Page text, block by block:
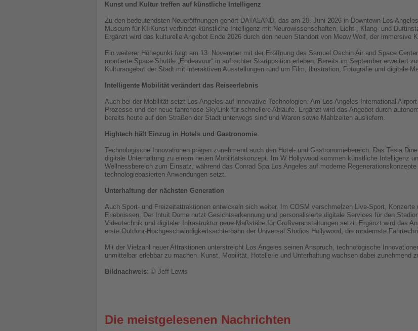
Kunst und Kultur treffen auf künstliche Intelligenz
Zu den bedeutendsten Neueröffnungen gehört DATALAND, das am 20. Juni 2026 in Downtown Los
Museum für KI-Kunst verbindet künstliche Intelligenz mit Neurowissenschaften, Licht-, Klang- und
Ergänzt wird das kulturelle Angebot Ende 2026 durch den neuen Standort von Meow Wolf, der immersive
Ein weiterer Höhepunkt folgt am 13. November mit der Eröffnung des Samuel Oschin Air and Space
montierte Space Shuttle „Endeavour“ in aufrechter Startposition erleben. Bereits im September erweitert
Kulturangebot der Stadt mit interaktiven Ausstellungen rund um Film, Illustration, Fotografie und digitale
Intelligente Mobilität verändert das Reiseerlebnis
Auch bei der Mobilität setzt Los Angeles auf innovative Technologien. Am Los Angeles International
Prozesse und der neue fahrerlose SkyLink für schnellere Abläufe. Ergänzt wird das Angebot durch
bereits heute auf den Straßen der Stadt unterwegs sind und Waren sowie Mahlzeiten ausliefern.
Hightech hält Einzug in Hotels und Gastronomie
Technologische Innovationen prägen zunehmend auch den Hotel- und Gastronomiebereich. Das Tesla
digitale Unterhaltung zu einem neuen Mobilitätskonzept. Im W Hollywood kommen künstliche Intelligenz
Wellnessbereich zum Einsatz, während das Conrad Spa Los Angeles auf moderne
technologiebasierten Anwendungen setzt.
Unterhaltung der nächsten Generation
Auch Sport- und Freizeitattraktionen entwickeln sich weiter. Im COSM verschmelzen Live-Sport,
Erlebnissen. Der Intuit Dome nutzt Gesichtserkennung und personalisierte digitale Services für den
Videotechnik und digitaler Infrastruktur neue Maßstäbe für Großveranstaltungen setzt. Ergänzt wird das
erste Outdoor-Hochgeschwindigkeitsachterbahn der Universal Studios Hollywood, die modernste
Mit der Vielzahl neuer Attraktionen unterstreicht Los Angeles seinen Anspruch, technologische
unmittelbar erlebbar zu machen. Kunst, Mobilität, Hotellerie und Unterhaltung wachsen dabei zunehmend
Bildnachweis: © Jeff Lewis
Die meistgelesenen Nachrichten